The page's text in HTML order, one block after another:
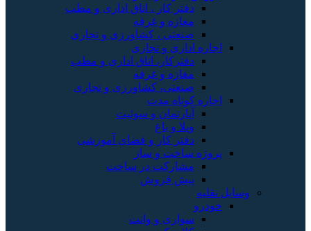
دفتر کار ، اتاق اداری و مطب
مغازه و غرفه
صنعتی ، کشاورزی و تجاری
اجاره اداری و تجاری
دفترکار، اتاق اداری و مطب
مغازه و غرفه
صنعتی، کشاورزی و تجاری
اجاره کوتاه مدت
آپارتمان و سوئیت
ویلا و باغ
دفتر کار و فضای آموزشی
پروژه ساخت و ساز
مشارکت در ساخت
پیش فروش
وسایل نقلیه
خودرو
سواری و وانت